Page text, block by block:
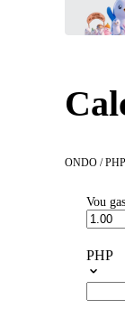
ONDO /
Vou
PHP